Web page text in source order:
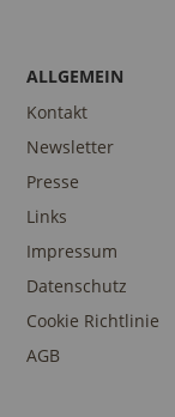
ALLGEMEIN
Kontakt
Newsletter
Presse
Links
Impressum
Datenschutz
Cookie Richtlinie
AGB